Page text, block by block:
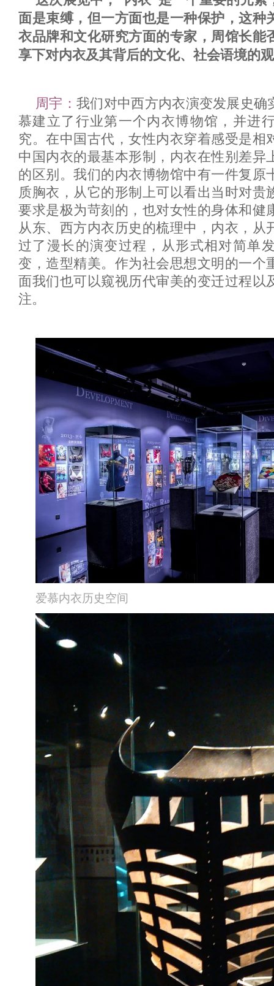
面是束缚，但一方面也是一种保护，这种
衣品牌和文化研究方面的专家，周馆长能
享下对内衣及其背后的文化、社会语境的
周宇： 我们对中西方内衣演变发展史确
慕建立了行业第一个内衣博物馆，并进
究。在中国古代，女性内衣穿着感受是相
中国内衣的最基本形制，内衣在性别差异
的区别。我们的内衣博物馆中有一件复原
质胸衣，从它的形制上可以看出当时对贵
要求是极为苛刻的，也对女性的身体和健
从东、西方内衣历史的梳理中，内衣，从
过了漫长的演变过程，从形式相对简单
变，造型精美。作为社会思想文明的一个
面我们也可以窥视历代审美的变迁过程以
注。
爱慕内衣历史空间